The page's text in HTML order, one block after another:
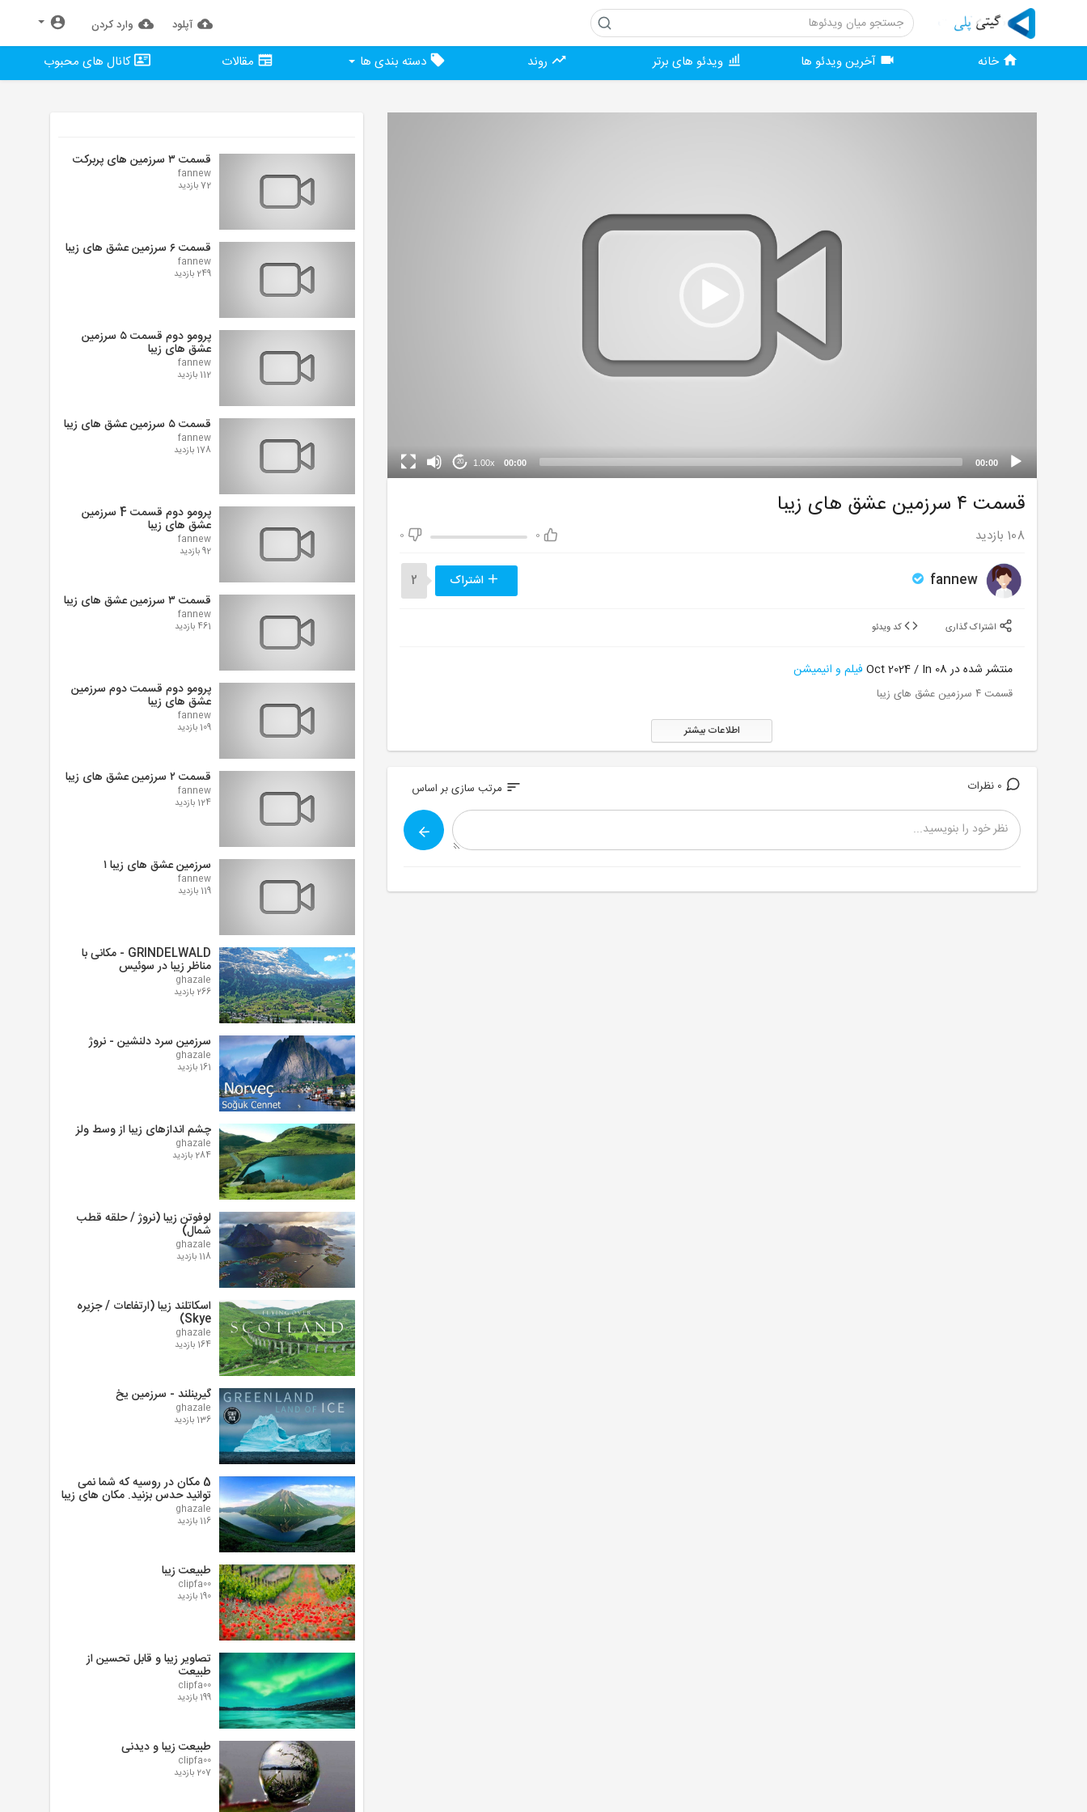
آپلود وارد كردن
خانه آخرین ویدئو ها ویدئو های برتر روند دسته بندی ها مقالات کانال های محبوب
00:00
00:00
1.00x
20
قسمت ۳ سرزمین های پربرکت
fannew
72 بازدید
قسمت ۶ سرزمین عشق های زیبا
fannew
249 بازدید
پرومو دوم قسمت ۵ سرزمین
عشق های زیبا
fannew
112 بازدید
قسمت ۵ سرزمین عشق های زیبا
fannew
178 بازدید
پرومو دوم قسمت 4 سرزمین
عشق های زیبا
fannew
92 بازدید
قسمت ۳ سرزمین عشق های زیبا
fannew
461 بازدید
پرومو دوم قسمت دوم سرزمین
عشق های زیبا
fannew
109 بازدید
قسمت ۲ سرزمین عشق های زیبا
fannew
124 بازدید
سرزمین عشق های زیبا ۱
fannew
119 بازدید
GRINDELWALD - مکانی با
مناظر زیبا در سوئیس
ghazale
266 بازدید
سرزمین سرد دلنشین - نروژ
ghazale
161 بازدید
چشم اندازهای زیبا از وسط ولز
ghazale
284 بازدید
لوفوتن زیبا (نروژ / حلقه قطب
شمال)
ghazale
118 بازدید
اسکاتلند زیبا (ارتفاعات / جزیره
Skye)
ghazale
164 بازدید
گیرینلند - سرزمین یخ
ghazale
136 بازدید
5 مکان در روسیه که شما نمی
توانید حدس بزنید. مکان های زیبا
ghazale
116 بازدید
طبیعت زیبا
clipfa00
190 بازدید
تصاویر زیبا و قابل تحسین از
طبیعت
clipfa00
199 بازدید
طبیعت زیبا و دیدنی
clipfa00
207 بازدید
قسمت ۴ سرزمین عشق های زیبا
0
0 108 بازدید
fannew اشتراک 2
منتشر شده در 08 Oct 2024 / In فیلم و انیمیشن
قسمت ۴ سرزمین عشق های زیبا
اطلاعات بیشتر
sort مرتب سازی بر اساس